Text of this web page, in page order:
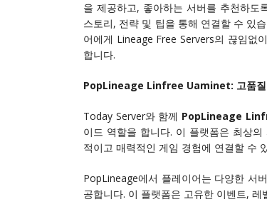
을 제공하고, 좋아하는 서버를 추천하도
스토리, 전략 및 팁을 통해 연결할 수 있
어에게 Lineage Free Servers의 끊임없
합니다.
PopLineage Linfree Uaminet: 고품질
Today Server와 함께 PopLineage
이드 역할을 합니다. 이 플랫폼은 최상
적이고 매력적인 게임 경험에 연결할 수
PopLineage에서 플레이어는 다양한 서
공합니다. 이 플랫폼은 고유한 이벤트,